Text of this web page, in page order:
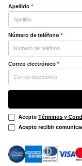
Apellido *
Número de teléfono *
Correo electrónico *
Acepto Términos y
Acepto recibir